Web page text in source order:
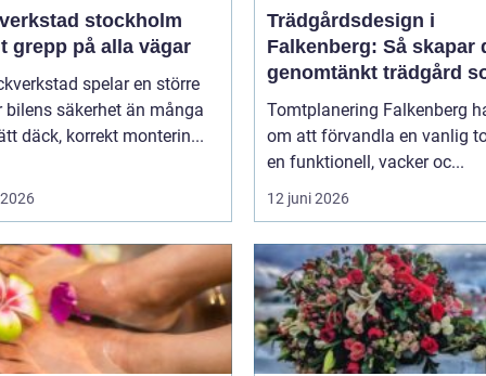
stockholm
grepp på alla vägar
spelar en större
bilens säkerhet än många
däck, korrekt monterin...
Trädgårdsdesign i
Falkenberg: Så skapar
genomtänkt trädgård
håller över tid
Tomtplanering Falkenberg
om att förvandla en vanlig
en funktionell, vacker oc...
12 juni 2026